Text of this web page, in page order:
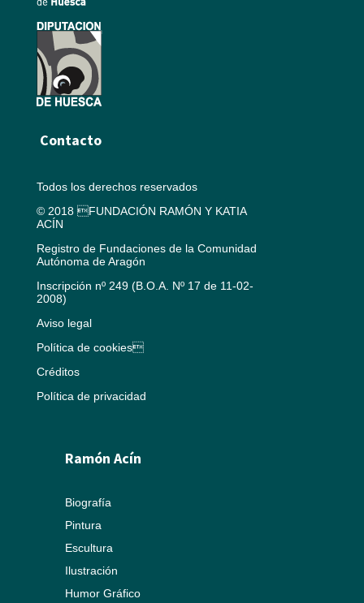
Contacto
Todos los derechos reservados
© 2018 FUNDACIÓN RAMÓN Y KATIA
ACÍN
Registro de Fundaciones de la Comunidad
Autónoma de Aragón
Inscripción nº 249 (B.O.A. Nº 17 de 11-02-
2008)
Aviso legal
Política de cookies
Créditos
Política de privacidad
Ramón Acín
Biografía
Pintura
Escultura
Ilustración
Humor Gráfico